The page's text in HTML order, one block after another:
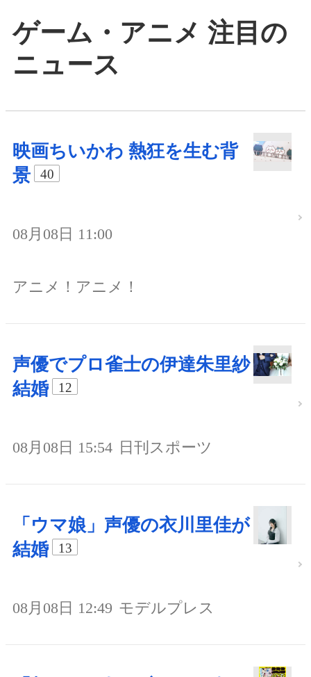
ゲーム・アニメ 注目の
ニュース
映画ちいかわ 熱狂を生む背
景
40
08月08日 11:00
アニメ！アニメ！
声優でプロ雀士の伊達朱里紗
結婚
12
08月08日 15:54 日刊スポーツ
「ウマ娘」声優の衣川里佳が
結婚
13
08月08日 12:49 モデルプレス